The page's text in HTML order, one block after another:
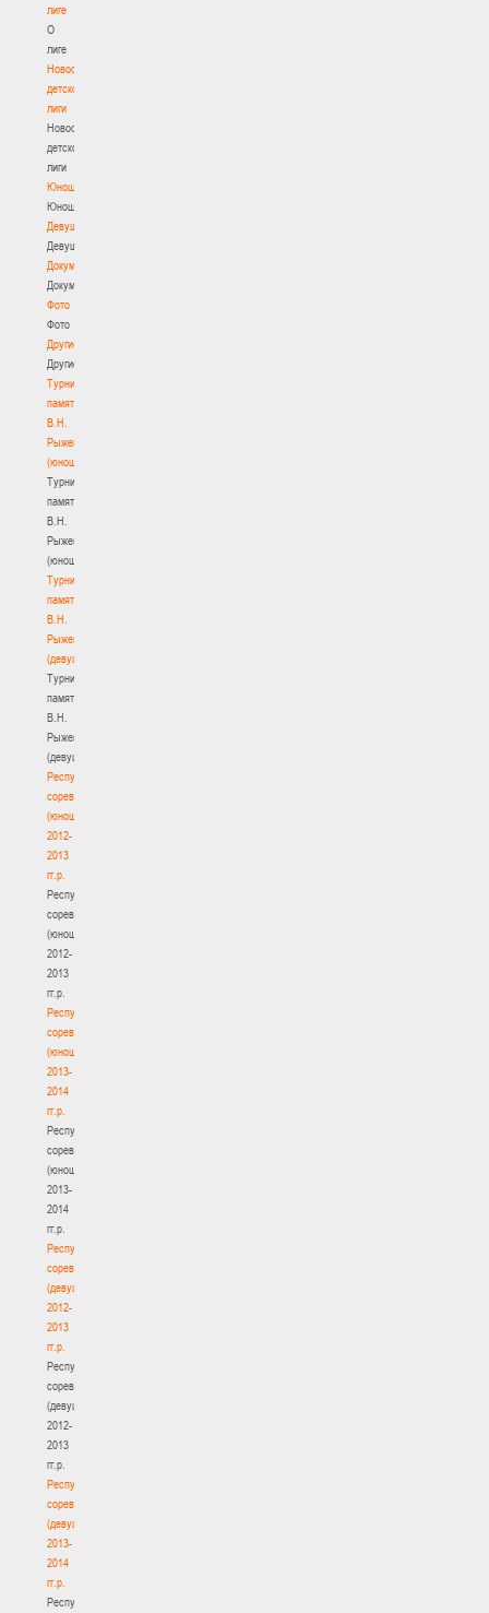
лиге
О
лиге
Новости
детской
лиги
Новости
детской
лиги
Юноши
Юноши
Девушки
Девушки
Документы
Документы
Фото
Фото
Другие
Другие
Турнир
памяти
В.Н.
Рыженкова
(юноши)
Турнир
памяти
В.Н.
Рыженкова
(юноши)
Турнир
памяти
В.Н.
Рыженкова
(девушки)
Турнир
памяти
В.Н.
Рыженкова
(девушки)
Республиканские
соревнования
(юноши)
2012-
2013
гг.р.
Республиканские
соревнования
(юноши)
2012-
2013
гг.р.
Республиканские
соревнования
(юноши)
2013-
2014
гг.р.
Республиканские
соревнования
(юноши)
2013-
2014
гг.р.
Республиканские
соревнования
(девушки)
2012-
2013
гг.р.
Республиканские
соревнования
(девушки)
2012-
2013
гг.р.
Республиканские
соревнования
(девушки)
2013-
2014
гг.р.
Республиканские